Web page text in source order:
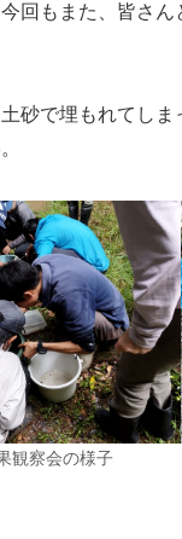
回もまた、皆さん
砂で埋もれてしま
観察会の様子